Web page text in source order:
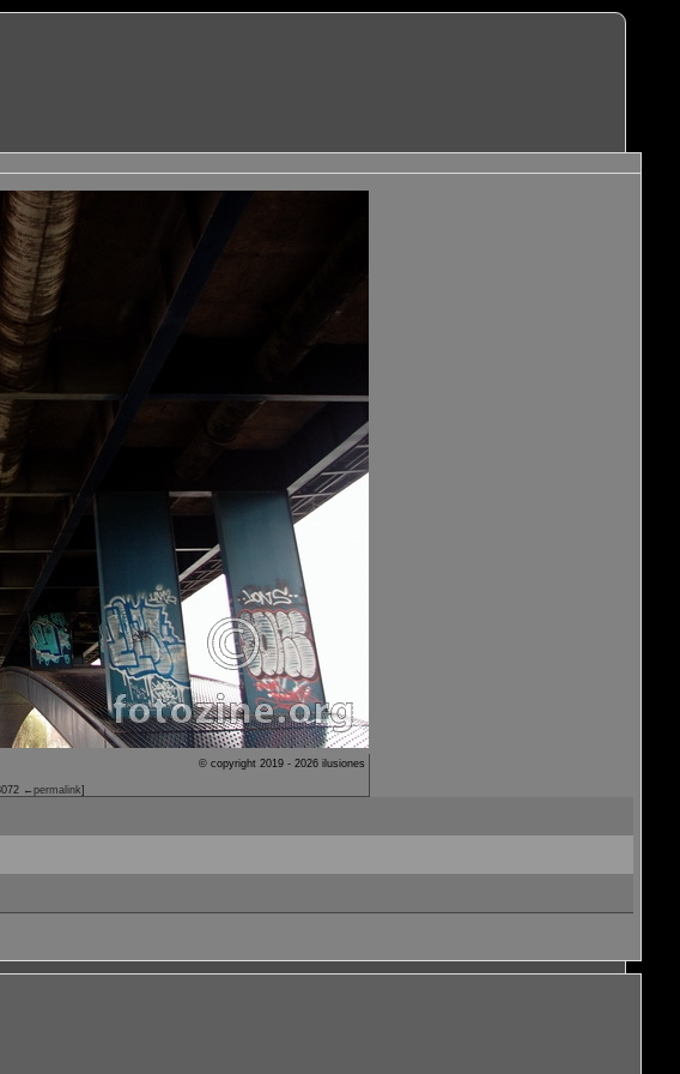
© copyright 2019 - 2026 ilusiones
←permalink]